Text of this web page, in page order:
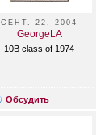
СЕНТ. 22, 2004
GeorgeLA
10B class of 1974
Обсудить